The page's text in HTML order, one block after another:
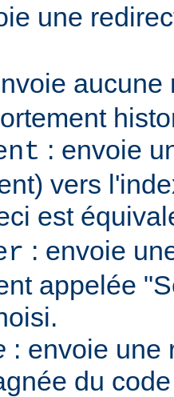
une
: envoie
vers
est
: envoie
appelée
: envoie une
du